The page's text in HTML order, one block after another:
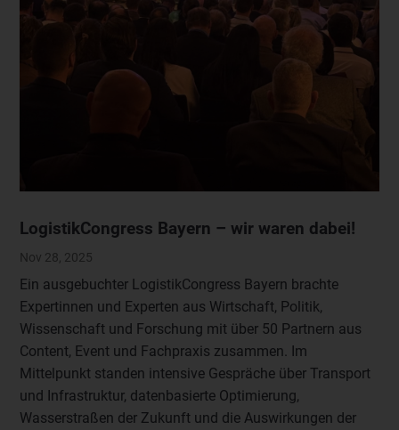
LogistikCongress Bayern – wir waren dabei!
Nov 28, 2025
Ein ausgebuchter LogistikCongress Bayern brachte
Expertinnen und Experten aus Wirtschaft, Politik,
Wissenschaft und Forschung mit über 50 Partnern aus
Content, Event und Fachpraxis zusammen. Im
Mittelpunkt standen intensive Gespräche über Transport
und Infrastruktur, datenbasierte Optimierung,
Wasserstraßen der Zukunft und die Auswirkungen der